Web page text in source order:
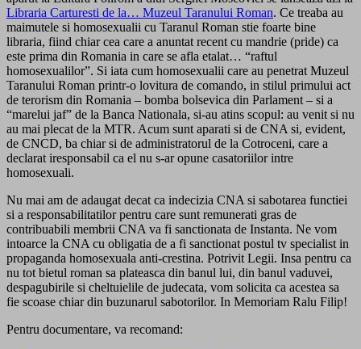
Libraria Carturesti de la… Muzeul Taranului Roman. Ce treaba au
maimutele si homosexualii cu Taranul Roman stie foarte bine
libraria, fiind chiar cea care a anuntat recent cu mandrie (pride) ca
este prima din Romania in care se afla etalat… “raftul
homosexualilor”. Si iata cum homosexualii care au penetrat Muzeul
Taranului Roman printr-o lovitura de comando, in stilul primului act
de terorism din Romania – bomba bolsevica din Parlament – si a
“marelui jaf” de la Banca Nationala, si-au atins scopul: au venit si nu
au mai plecat de la MTR. Acum sunt aparati si de CNA si, evident,
de CNCD, ba chiar si de administratorul de la Cotroceni, care a
declarat iresponsabil ca el nu s-ar opune casatoriilor intre
homosexuali.
Nu mai am de adaugat decat ca indecizia CNA si sabotarea functiei
si a responsabilitatilor pentru care sunt remunerati gras de
contribuabili membrii CNA va fi sanctionata de Instanta. Ne vom
intoarce la CNA cu obligatia de a fi sanctionat postul tv specialist in
propaganda homosexuala anti-crestina. Potrivit Legii. Insa pentru ca
nu tot bietul roman sa plateasca din banul lui, din banul vaduvei,
despagubirile si cheltuielile de judecata, vom solicita ca acestea sa
fie scoase chiar din buzunarul sabotorilor. In Memoriam Ralu Filip!
Pentru documentare, va recomand: